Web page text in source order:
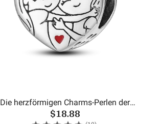
Die herzförmigen Charms-Perlen der
Schwester
$18.88